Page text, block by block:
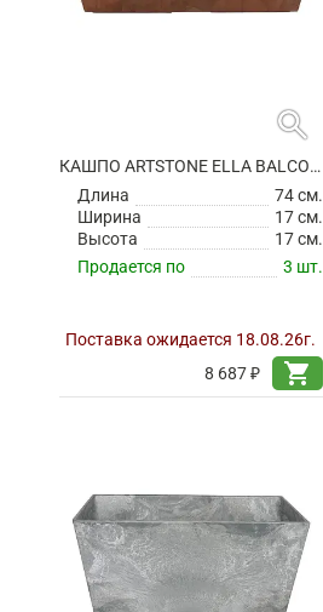
search
КАШПО ARTSTONE ELLA BALCONY OAK
Длина
74 см.
Ширина
17 см.
Высота
17 см.
Продается по
3 шт.
Поставка ожидается 18.08.26г.
8 687 ₽
shopping_cart